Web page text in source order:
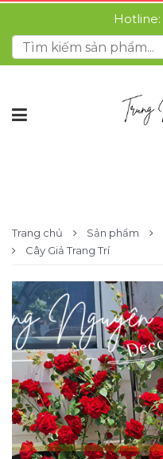
Hotline:
Trang chủ Sản phẩm
Cây Giả Trang Trí